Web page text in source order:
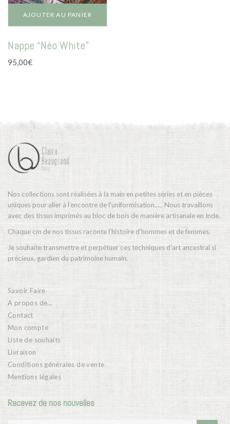
AJOUTER AU PANIER
Nappe “Néo White”
95,00€
Nos collections sont réalisées à la main en petites séries et en pièces
uniques pour aller à l’encontre de l’uniformisation….. Nous travaillons
avec des tissus imprimés au bloc de bois de manière artisanale en Inde.
Chaque cm de nos tissus raconte l’histoire d’hommes et de femmes.
Je souhaite transmettre et perpétuer ces techniques d’art ancestral si
précieux, gardien du patrimoine humain.
Savoir Faire
A propos de…
Contact
Mon compte
Liste de souhaits
Livraison
Conditions générales de vente
Mentions légales
Recevez de nos nouvelles